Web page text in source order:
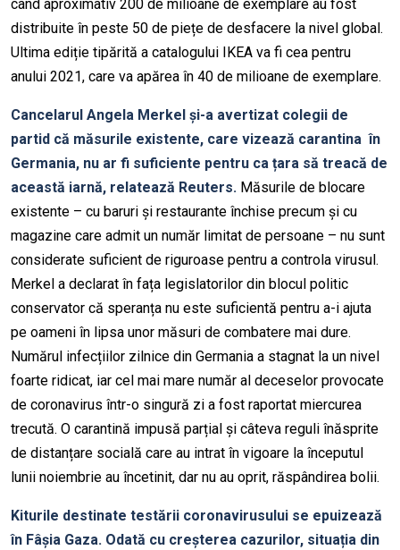
când aproximativ 200 de milioane de exemplare au fost
distribuite în peste 50 de piețe de desfacere la nivel global.
Ultima ediție tipărită a catalogului IKEA va fi cea pentru
anului 2021, care va apărea în 40 de milioane de exemplare.
Cancelarul Angela Merkel și-a avertizat colegii de
partid că măsurile existente, care vizează carantina în
Germania, nu ar fi suficiente pentru ca țara să treacă de
această iarnă, relatează Reuters. Măsurile de blocare
existente – cu baruri și restaurante închise precum și cu
magazine care admit un număr limitat de persoane – nu sunt
considerate suficient de riguroase pentru a controla virusul.
Merkel a declarat în fața legislatorilor din blocul politic
conservator că speranța nu este suficientă pentru a-i ajuta
pe oameni în lipsa unor măsuri de combatere mai dure.
Numărul infecțiilor zilnice din Germania a stagnat la un nivel
foarte ridicat, iar cel mai mare număr al deceselor provocate
de coronavirus într-o singură zi a fost raportat miercurea
trecută. O carantină impusă parțial și câteva reguli înăsprite
de distanțare socială care au intrat în vigoare la începutul
lunii noiembrie au încetinit, dar nu au oprit, răspândirea bolii.
Kiturile destinate testării coronavirusului se epuizează
în Fâșia Gaza. Odată cu creșterea cazurilor, situația din